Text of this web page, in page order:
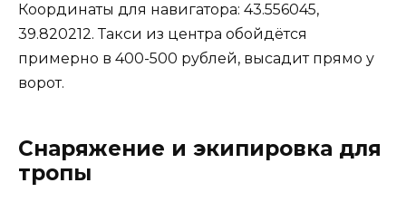
Координаты для навигатора: 43.556045,
39.820212. Такси из центра обойдётся
примерно в 400-500 рублей, высадит прямо у
ворот.
Снаряжение и экипировка для
тропы